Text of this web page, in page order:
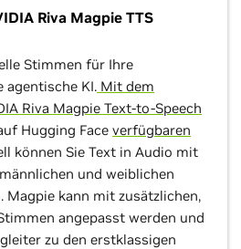
Riva Magpie TTS
Stimmen für Ihre
agentische KI. Mit dem
Riva Magpie Text-to-Speech
Hugging Face verfügbaren
können Sie Text in Audio mit
und weiblichen
Magpie kann mit zusätzlichen,
angepasst werden und
zu den erstklassigen